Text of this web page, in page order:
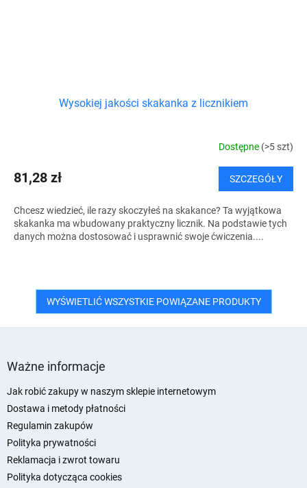
Wysokiej jakości skakanka z licznikiem
Dostępne (>5 szt)
81,28 zł SZCZEGÓŁY
Chcesz wiedzieć, ile razy skoczyłeś na skakance? Ta wyjątkowa
skakanka ma wbudowany praktyczny licznik. Na podstawie tych
danych można dostosować i usprawnić swoje ćwiczenia....
WYŚWIETLIĆ WSZYSTKIE POWIĄZANE PRODUKTY
Ważne informacje
Jak robić zakupy w naszym sklepie internetowym
Dostawa i metody płatności
Regulamin zakupów
Polityka prywatności
Reklamacja i zwrot towaru
Polityka dotycząca cookies